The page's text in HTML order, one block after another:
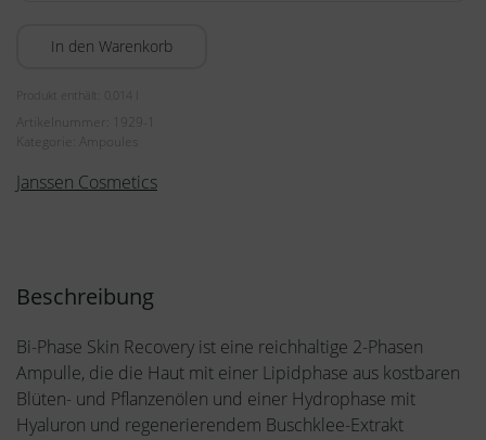
Phase
2
In den Warenkorb
Produkt enthält: 0,014
Artikelnummer:
1929-1
Kategorie:
Ampoules
Janssen Cosmetics
Beschreibung
Bi-Phase Skin Recovery ist eine reichhaltige 2-Phasen
Ampulle, die die Haut mit einer Lipidphase aus kostbaren
Blüten- und Pflanzenölen und einer Hydrophase mit
Hyaluron und regenerierendem Buschklee-Extrakt